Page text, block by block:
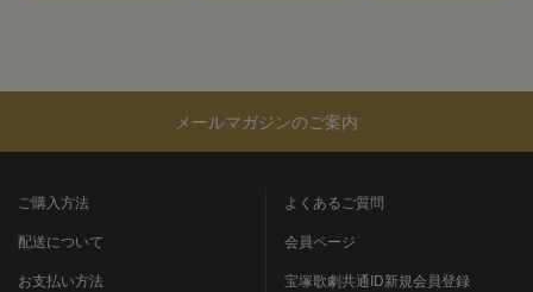
メールマガジンのご案内
ご購入方法
配送について
お支払い方法
よくあるご質問
会員ページ
宝塚歌劇共通ID新規会員登録